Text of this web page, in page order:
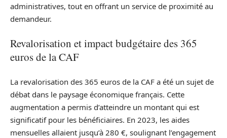
administratives, tout en offrant un service de proximité au
demandeur.
Revalorisation et impact budgétaire des 365
euros de la CAF
La revalorisation des 365 euros de la CAF a été un sujet de
débat dans le paysage économique français. Cette
augmentation a permis d’atteindre un montant qui est
significatif pour les bénéficiaires. En 2023, les aides
mensuelles allaient jusqu’à 280 €, soulignant l’engagement